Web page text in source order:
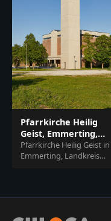
Pfarrkirche Heilig
Geist, Emmerting,
Altötting, Oberbayern
Pfarrkirche Heilig Geist in
Emmerting, Landkreis
Glockenturm, Inn...